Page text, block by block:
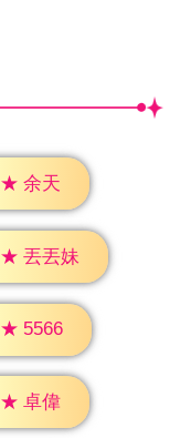
★ 余天
★ 丟丟妹
★ 5566
★ 卓偉